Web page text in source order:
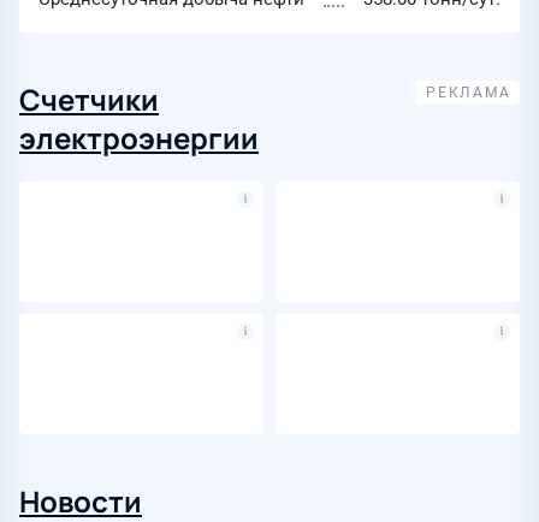
Счетчики
электроэнергии
Новости